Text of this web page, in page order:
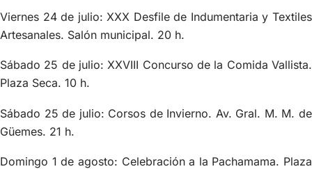
Viernes 24 de julio: XXX Desfile de Indumentaria y Textiles
Artesanales. Salón municipal. 20 h.
Sábado 25 de julio: XXVIII Concurso de la Comida Vallista.
Plaza Seca. 10 h.
Sábado 25 de julio: Corsos de Invierno. Av. Gral. M. M. de
Güemes. 21 h.
Domingo 1 de agosto: Celebración a la Pachamama. Plaza